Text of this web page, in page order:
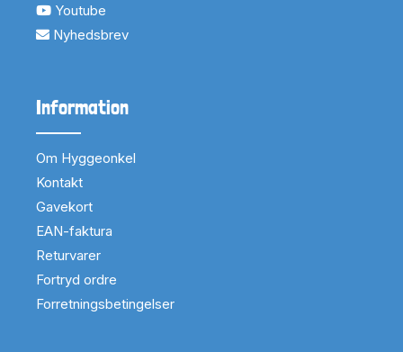
Youtube
Nyhedsbrev
Information
Om Hyggeonkel
Kontakt
Gavekort
EAN-faktura
Returvarer
Fortryd ordre
Forretningsbetingelser